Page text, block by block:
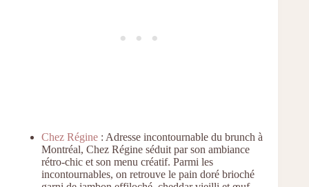
Chez Régine : Adresse incontournable du brunch à
Montréal, Chez Régine séduit par son ambiance
rétro-chic et son menu créatif. Parmi les
incontournables, on retrouve le pain doré brioché